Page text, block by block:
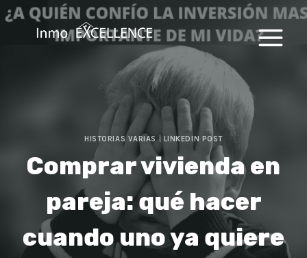
Saltar
al
contenido
HISTORIAS VARIAS LINKEDIN POST
Comprar vivienda en
pareja: qué hacer
cuando uno ya quiere